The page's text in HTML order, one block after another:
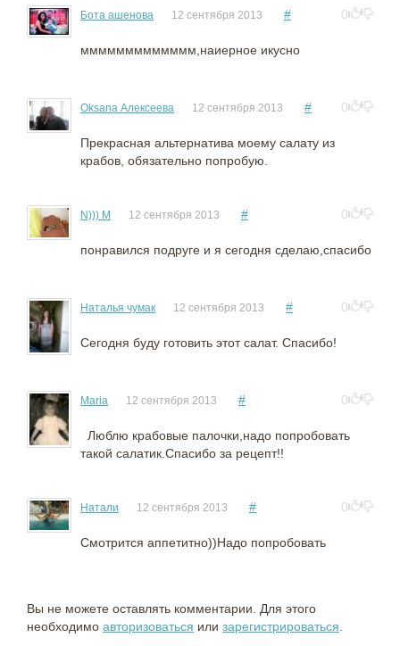
Бота ашенова 12 сентября 2013 # 0
ммммммммммммм,наиерное икусно
Оksana Алексеева 12 сентября 2013 # 0
Прекрасная альтернатива моему салату из
крабов, обязательно попробую.
N))) M 12 сентября 2013 # 0
понравился подруге и я сегодня сделаю,спасибо
Наталья чумак 12 сентября 2013 # 0
Сегодня буду готовить этот салат. Спасибо!
Maria 12 сентября 2013 # 0
Люблю крабовые палочки,надо попробовать
такой салатик.Спасибо за рецепт!!
Натали 12 сентября 2013 # 0
Смотрится аппетитно))Надо попробовать
Вы не можете оставлять комментарии. Для этого
необходимо авторизоваться или зарегистрироваться